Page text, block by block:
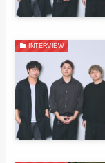
INTERVIEW